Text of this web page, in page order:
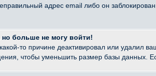
адрес email либо он
но больше не могу войти!
то причине деактивировал или удалил
чтобы уменьшить размер базы данных.